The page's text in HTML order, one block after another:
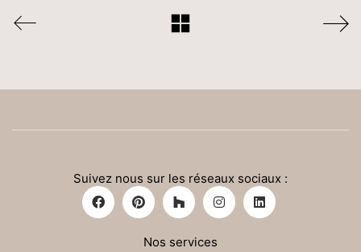
Suivez nous sur les réseaux sociaux :
Nos services